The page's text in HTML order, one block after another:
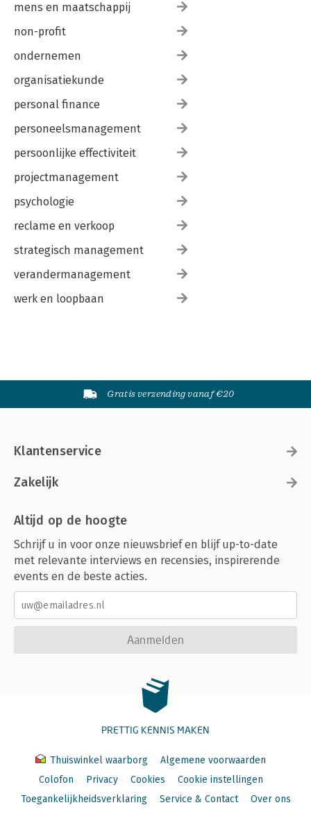
mens en maatschappij
non-profit
ondernemen
organisatiekunde
personal finance
personeelsmanagement
persoonlijke effectiviteit
projectmanagement
psychologie
reclame en verkoop
strategisch management
verandermanagement
werk en loopbaan
Gratis verzending vanaf €20
Klantenservice
Zakelijk
Altijd op de hoogte
Schrijf u in voor onze nieuwsbrief en blijf up-to-date
met relevante interviews en recensies, inspirerende
events en de beste acties.
Aanmelden
PRETTIG KENNIS MAKEN
Thuiswinkel waarborg
Algemene voorwaarden
Colofon
Privacy Cookies
Cookie instellingen
Toegankelijkheidsverklaring
Service & Contact Over ons